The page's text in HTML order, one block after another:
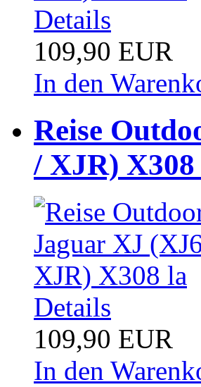
Details
109,90 EUR
In den
Reise
/ XJR) X308
Details
109,90 EUR
In den